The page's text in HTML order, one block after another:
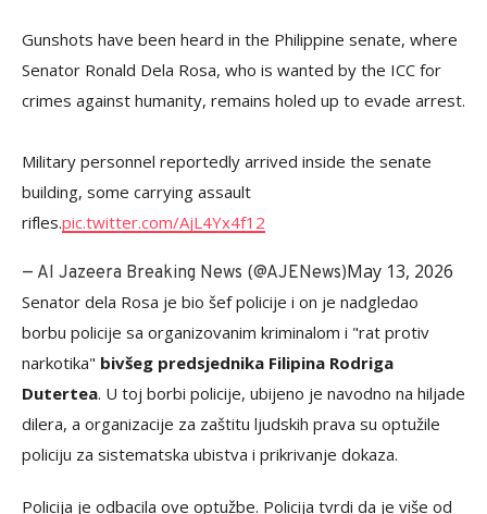
Gunshots have been heard in the Philippine senate, where
Senator Ronald Dela Rosa, who is wanted by the ICC for
crimes against humanity, remains holed up to evade arrest.
Military personnel reportedly arrived inside the senate
building, some carrying assault
rifles.pic.twitter.com/AjL4Yx4f12
— Al Jazeera Breaking News (@AJENews)May 13, 2026
Senator dela Rosa je bio šef policije i on je nadgledao
borbu policije sa organizovanim kriminalom i "rat protiv
narkotika" bivšeg predsjednika Filipina Rodriga
Dutertea. U toj borbi policije, ubijeno je navodno na hiljade
dilera, a organizacije za zaštitu ljudskih prava su optužile
policiju za sistematska ubistva i prikrivanje dokaza.
Policija je odbacila ove optužbe. Policija tvrdi da je više od